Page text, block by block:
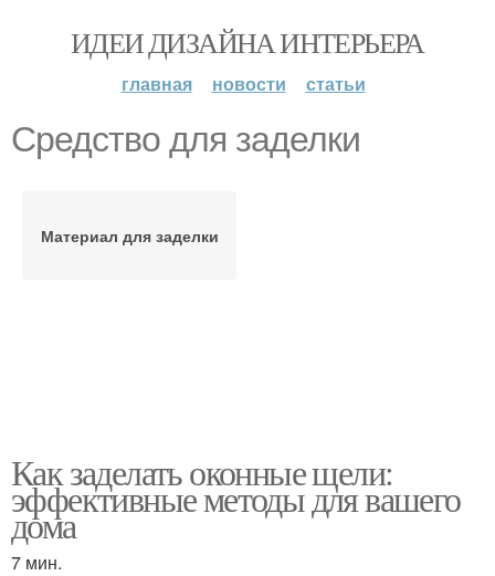
ИДЕИ ДИЗАЙНА ИНТЕРЬЕРА
главная новости статьи
Средство для заделки
Материал для заделки
Как заделать оконные щели:
эффективные методы для вашего
дома
7 мин.